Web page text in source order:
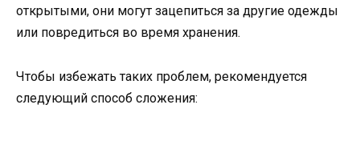
открытыми, они могут зацепиться за другие одежды
или повредиться во время хранения.
Чтобы избежать таких проблем, рекомендуется
следующий способ сложения: